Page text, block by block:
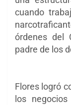
cuando
órdenes del
padre de los
Flores logró
los